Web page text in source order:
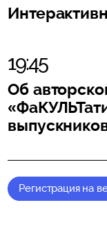
19:45
Об
Регистрация на